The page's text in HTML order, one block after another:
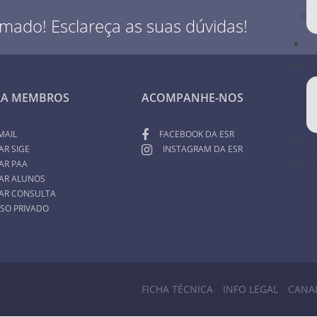
Esclareça as suas dúvidas!
MEMBROS
SIGE
PAA
ALUNOS
CONSULTA
PRIVADO
ACOMPANHE-NOS
FACEBOOK DA ESR
INSTAGRAM DA ESR
FICHA TÉCNICA INFO LEGAL